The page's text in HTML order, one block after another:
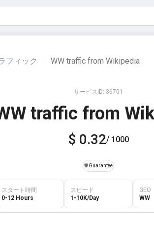
フィック WW traffic from Wikipedia
サービスID: 36701
traffic from
$ 0.32/ 1000
️🛡️Guarantee
スタート時間
0-12 Hours
スピード
1-10K/Day
GEO
WW